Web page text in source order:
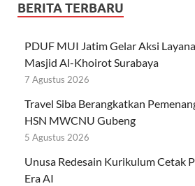
BERITA TERBARU
PDUF MUI Jatim Gelar Aksi
Masjid Al-Khoirot Surabaya
7 Agustus 2026
Travel Siba Berangkatkan
HSN MWCNU Gubeng
5 Agustus 2026
Unusa Redesain Kurikulum Cetak
Era AI